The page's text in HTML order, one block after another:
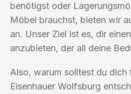
benötigst oder
Möbel brauchst, bieten wir
an. Unser Ziel ist es, dir einen
anzubieten, der all deine
Also, warum solltest du dich
Eisenhauer Wolfsburg